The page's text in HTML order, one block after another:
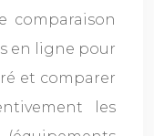
comparaison
en ligne pour
et comparer
les